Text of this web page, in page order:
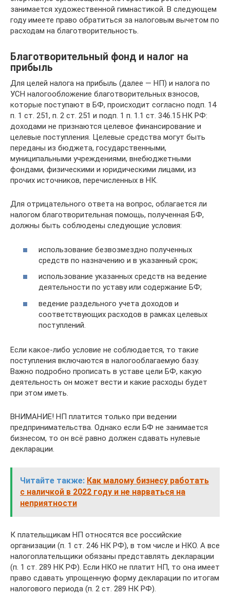
занимается художественной гимнастикой. В следующем
году имеете право обратиться за налоговым вычетом по
расходам на благотворительность.
Благотворительный фонд и налог на
прибыль
Для целей налога на прибыль (далее — НП) и налога по
УСН налогообложение благотворительных взносов,
которые поступают в БФ, происходит согласно подп. 14
п. 1 ст. 251, п. 2 ст. 251 и подп. 1 п. 1.1 ст. 346.15 НК РФ:
доходами не признаются целевое финансирование и
целевые поступления. Целевые средства могут быть
переданы из бюджета, государственными,
муниципальными учреждениями, внебюджетными
фондами, физическими и юридическими лицами, из
прочих источников, перечисленных в НК.
Для отрицательного ответа на вопрос, облагается ли
налогом благотворительная помощь, полученная БФ,
должны быть соблюдены следующие условия:
использование безвозмездно полученных
средств по назначению и в указанный срок;
использование указанных средств на ведение
деятельности по уставу или содержание БФ;
ведение раздельного учета доходов и
соответствующих расходов в рамках целевых
поступлений.
Если какое-либо условие не соблюдается, то такие
поступления включаются в налогооблагаемую базу.
Важно подробно прописать в уставе цели БФ, какую
деятельность он может вести и какие расходы будет
при этом иметь.
ВНИМАНИЕ! НП платится только при ведении
предпринимательства. Однако если БФ не занимается
бизнесом, то он всё равно должен сдавать нулевые
декларации.
Читайте также: Как малому бизнесу работать
с наличкой в 2022 году и не нарваться на
неприятности
К плательщикам НП относятся все российские
организации (п. 1 ст. 246 НК РФ), в том числе и НКО. А все
налогоплательщики обязаны представлять декларации
(п. 1 ст. 289 НК РФ). Если НКО не платит НП, то она имеет
право сдавать упрощенную форму декларации по итогам
налогового периода (п. 2 ст. 289 НК РФ).